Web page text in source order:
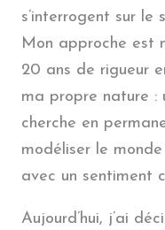
s’interrogent sur le
Mon approche est
20 ans de rigueur
ma propre nature :
cherche en
modéliser le
avec un sentiment
Aujourd’hui, j’ai